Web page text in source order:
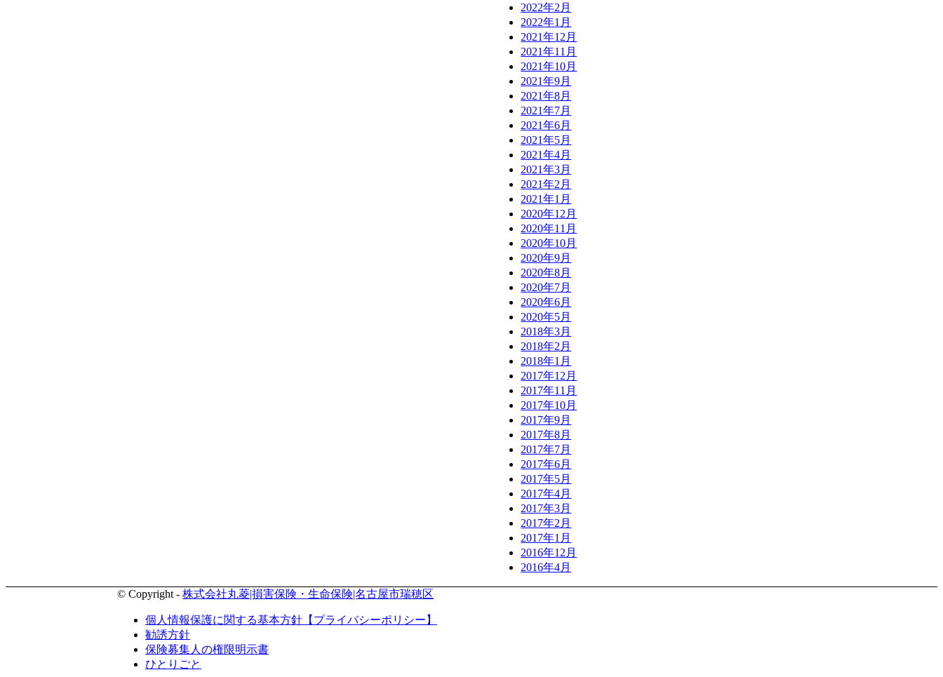
2022年2月
2022年1月
2021年12月
2021年11月
2021年10月
2021年9月
2021年8月
2021年7月
2021年6月
2021年5月
2021年4月
2021年3月
2021年2月
2021年1月
2020年12月
2020年11月
2020年10月
2020年9月
2020年8月
2020年7月
2020年6月
2020年5月
2018年3月
2018年2月
2018年1月
2017年12月
2017年11月
2017年10月
2017年9月
2017年8月
2017年7月
2017年6月
2017年5月
2017年4月
2017年3月
2017年2月
2017年1月
2016年12月
2016年4月
© Copyright - 株式会社丸菱|損害保険・生命保険|名古屋市瑞穂区
個人情報保護に関する基本方針【プライバシーポリシー】
勧誘方針
保険募集人の権限明示書
ひとりごと